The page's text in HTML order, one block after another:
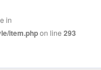
in
item.phpon line 293